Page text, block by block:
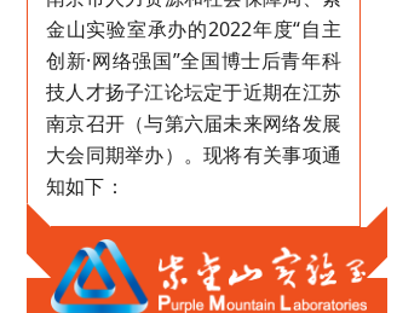
金山实验室承办的2022年度“自主
创新·网络强国”全国博士后青年科
技人才扬子江论坛定于近期在江苏
南京召开（与第六届未来网络发展
大会同期举办）。现将有关事项通
知如下：